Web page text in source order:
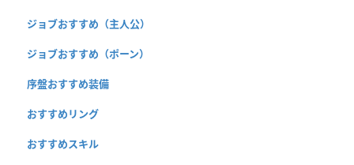
ジョブおすすめ（主人公）
ジョブおすすめ（ポーン）
序盤おすすめ装備
おすすめリング
おすすめスキル